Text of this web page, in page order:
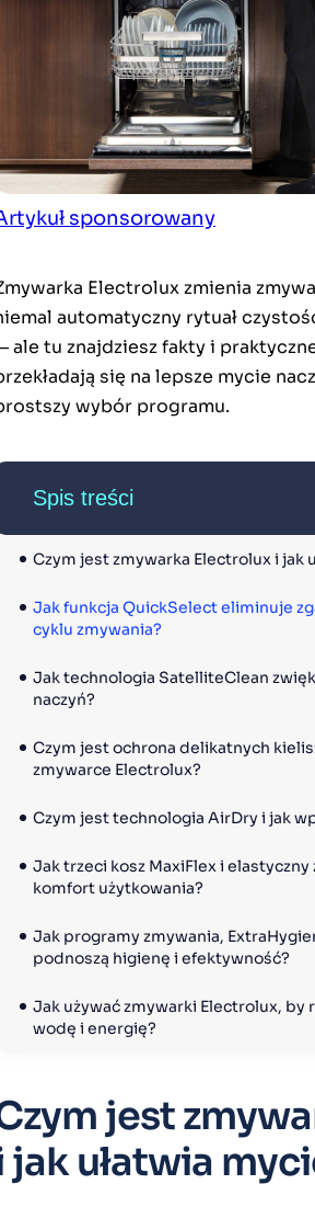
sponsorowany
Electrolux zmienia
automatyczny rytuał
ale tu znajdziesz fakty i
się na lepsze mycie
wybór programu.
Spis treści
Czym jest zmywarka Electrolux i jak
Jak funkcja QuickSelect eliminuje
cyklu zmywania?
Jak technologia SatelliteClean
naczyń?
Czym jest ochrona delikatnych
zmywarce Electrolux?
Czym jest technologia AirDry i jak
Jak trzeci kosz MaxiFlex i elastyczny
komfort użytkowania?
Jak programy zmywania,
podnoszą higienę i efektywność?
Jak używać zmywarki Electrolux, by
wodę i energię?
jest
jak ułatwia